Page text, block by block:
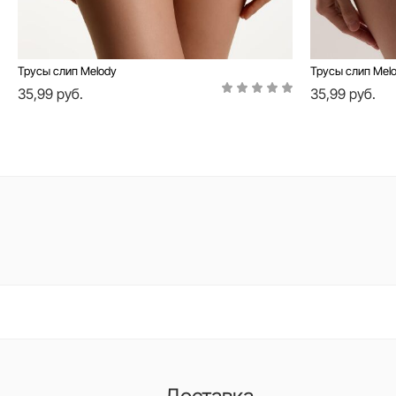
Трусы слип Melody
35,99 руб.
Трусы слип
35,99 руб.